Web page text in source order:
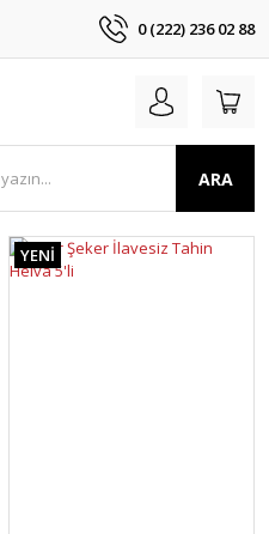
0 (222) 236 02 88
ARA
YENİ